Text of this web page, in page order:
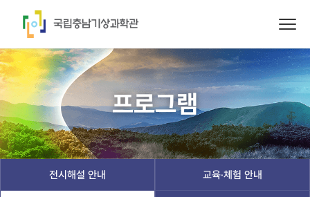
프로그램
전시해설 안내 교육·체험 안내